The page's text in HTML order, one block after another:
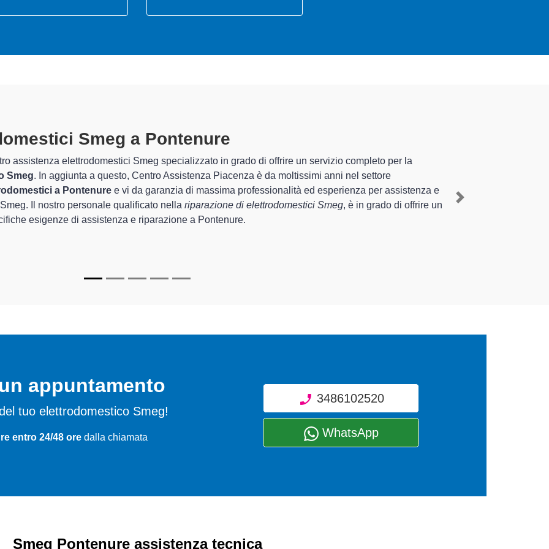
Smeg A Pontenurespecializzati altamente preparati
Piacenza sono in grado di garantire al cliente esperienza pluriennale nel territorio di Pontenure e
sistemazione e la riparazione del tuo elettrodomestico Smeg a Pontenure , mediante il ripristino rapido
apparecchi.
di Centro Assistenza Piacenza sono in grado di fornire interventi di diverse tipologie sugli elettrodomestici
funzionanti e durare a lungo nel tempo.
Next
appuntamento
tuo elettrodomestico Smeg!
entro 24/48 ore dalla chiamata
3486102520
WhatsApp
Smeg Pontenure assistenza tecnica